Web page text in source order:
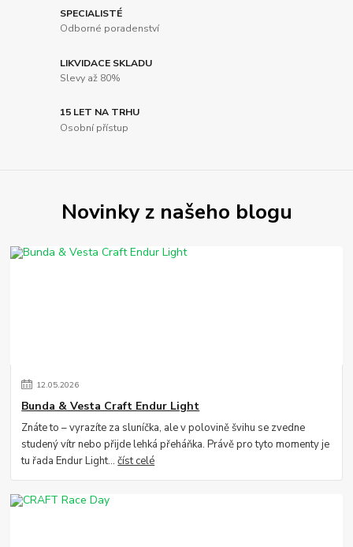
SPECIALISTÉ
Odborné poradenství
LIKVIDACE SKLADU
Slevy až 80%
15 LET NA TRHU
Osobní přístup
Novinky z našeho blogu
12.05.2026
Bunda & Vesta Craft Endur Light
Znáte to – vyrazíte za sluníčka, ale v polovině švihu se zvedne
studený vítr nebo přijde lehká přeháňka. Právě pro tyto momenty je
tu řada Endur Light...číst celé